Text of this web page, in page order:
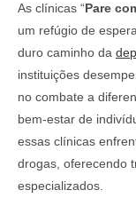
As clínicas “Pare
um refúgio de
duro caminho da
instituições
no combate a
bem-estar de
essas clínicas
drogas, oferecendo
especializados.